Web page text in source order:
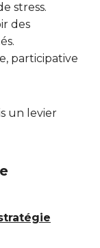
stress.
des
participative
un levier